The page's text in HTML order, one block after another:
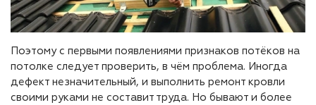
Поэтому с первыми появлениями признаков потёков на
потолке следует проверить, в чём проблема. Иногда
дефект незначительный, и выполнить ремонт кровли
своими руками не составит труда. Но бывают и более